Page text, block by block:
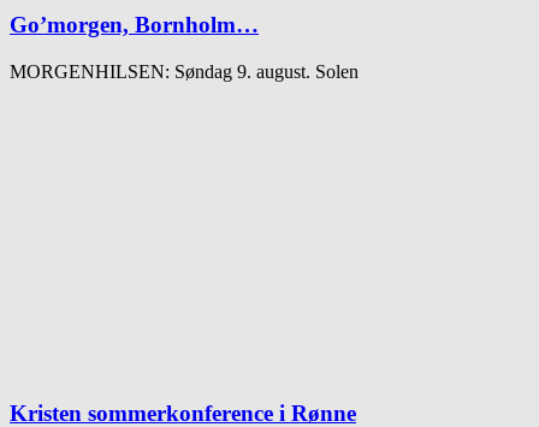
Go’morgen, Bornholm…
MORGENHILSEN: Søndag 9. august. Solen
Kristen sommerkonference i Rønne